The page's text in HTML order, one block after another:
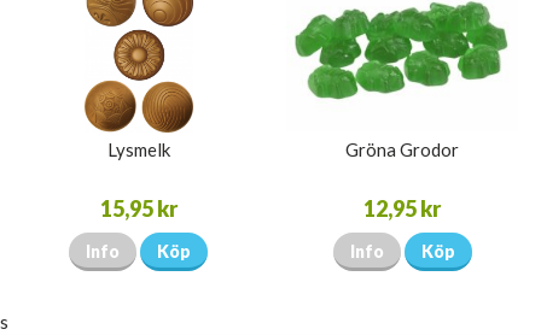
Lysmelk
15,95 kr
Info Köp
Gröna Grodor
12,95 kr
Info Köp
s